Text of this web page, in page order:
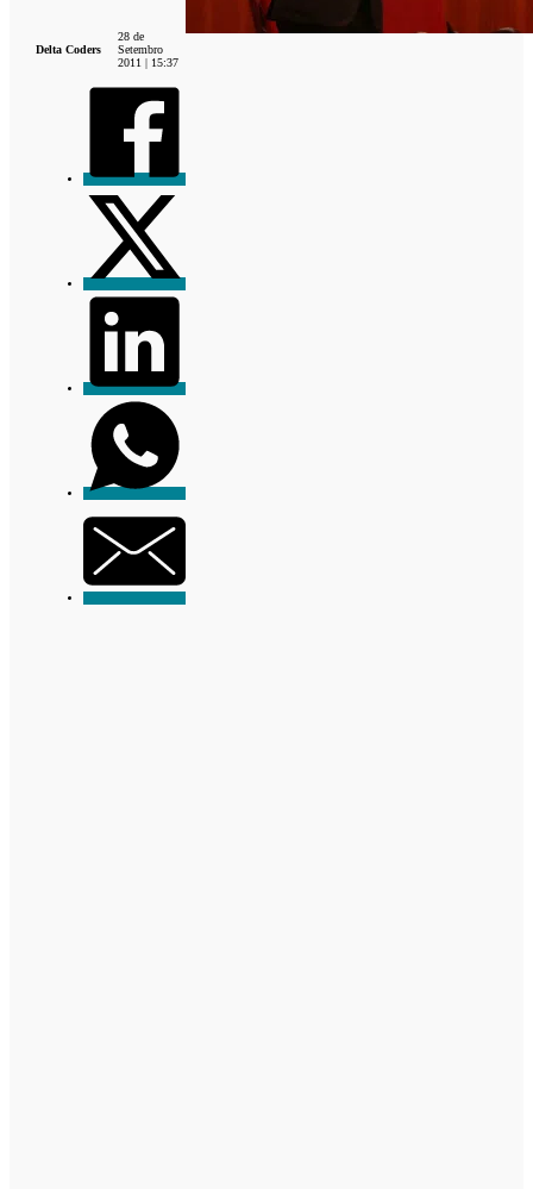
Delta Coders
28 de
Setembro
2011 | 15:37